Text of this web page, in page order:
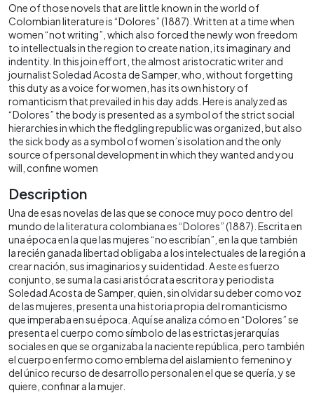
One of those novels that are little known in the world of
Colombian literature is “Dolores” (1887). Written at a time when
women “not writing”, which also forced the newly won freedom
to intellectuals in the region to create nation, its imaginary and
indentity. In this join effort, the almost aristocratic writer and
journalist Soledad Acosta de Samper, who, without forgetting
this duty as a voice for women, has its own history of
romanticism that prevailed in his day adds. Here is analyzed as
“Dolores” the body is presented as a symbol of the strict social
hierarchies in which the fledgling republic was organized, but also
the sick body as a symbol of women’s isolation and the only
source of personal development in which they wanted and you
will, confine women
Description
Una de esas novelas de las que se conoce muy poco dentro del
mundo de la literatura colombiana es “Dolores” (1887). Escrita en
una época en la que las mujeres “no escribían”, en la que también
la recién ganada libertad obligaba a los intelectuales de la región a
crear nación, sus imaginarios y su identidad. A este esfuerzo
conjunto, se suma la casi aristócrata escritora y periodista
Soledad Acosta de Samper, quien, sin olvidar su deber como voz
de las mujeres, presenta una historia propia del romanticismo
que imperaba en su época. Aquí se analiza cómo en “Dolores” se
presenta el cuerpo como símbolo de las estrictas jerarquías
sociales en que se organizaba la naciente república, pero también
el cuerpo enfermo como emblema del aislamiento femenino y
del único recurso de desarrollo personal en el que se quería, y se
quiere, confinar a la mujer.